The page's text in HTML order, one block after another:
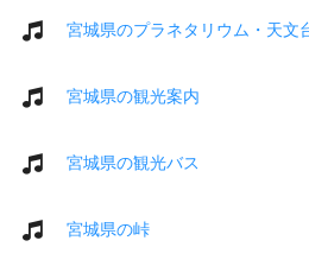
宮城県のプラネタリウム・天文
宮城県の観光案内
宮城県の観光バス
宮城県の峠